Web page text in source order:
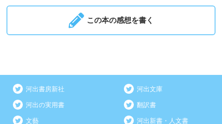
この本の感想を書く
河出書房新社 河出文庫
河出の実用書 翻訳書
文藝 河出新書・人文書